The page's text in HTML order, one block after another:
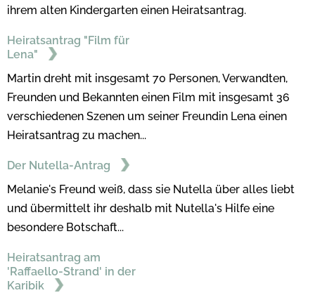
ihrem alten Kindergarten einen Heiratsantrag.
Heiratsantrag "Film für
Lena"
Martin dreht mit insgesamt 70 Personen, Verwandten,
Freunden und Bekannten einen Film mit insgesamt 36
verschiedenen Szenen um seiner Freundin Lena einen
Heiratsantrag zu machen...
Der Nutella-Antrag
Melanie's Freund weiß, dass sie Nutella über alles liebt
und übermittelt ihr deshalb mit Nutella's Hilfe eine
besondere Botschaft...
Heiratsantrag am
'Raffaello-Strand' in der
Karibik